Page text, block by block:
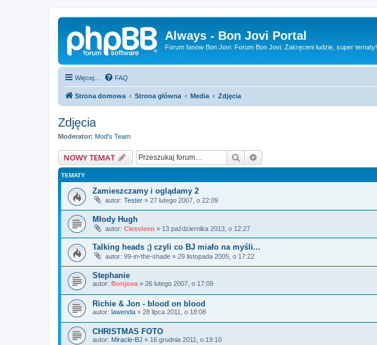
Always - Bon Jovi Portal
Forum fanow Bon Jovi. Forum Bon Jovi. Zakręceni ludzie, super tematy!
Więcej… FAQ
Strona domowa Strona główna Media Zdjęcia
Zdjęcia
Moderator: Mod's Team
NOWY TEMAT Szukaj
TEMATY
Zamieszczamy i oglądamy 2
autor: Tester » 27 lutego 2007, o 22:09
Młody Hugh
autor: Cleevleen » 13 października 2013, o 12:27
Talking heads ;) czyli co BJ miało na myśli...
autor: 99-in-the-shade » 29 listopada 2005, o 17:22
Stephanie
autor: Bonjova » 26 lutego 2007, o 17:09
Richie & Jon - blood on blood
autor: lawenda » 28 lipca 2011, o 18:08
CHRISTMAS FOTO
autor: Miracle-BJ » 16 grudnia 2011, o 19:10